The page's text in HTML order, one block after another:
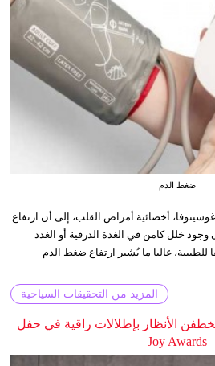
ضغط الدم
أخصائية أمراض القلب، إلى أن ارتفاع
خلل كامن في الغدة الدرقية أو الغدد
للطبيبة، غالبا ما يُشير ارتفاع ضغط الدم
المزيد من التحقيقات السياحية
الأنظار بإطلالات راقية في حفل
Joy Awards